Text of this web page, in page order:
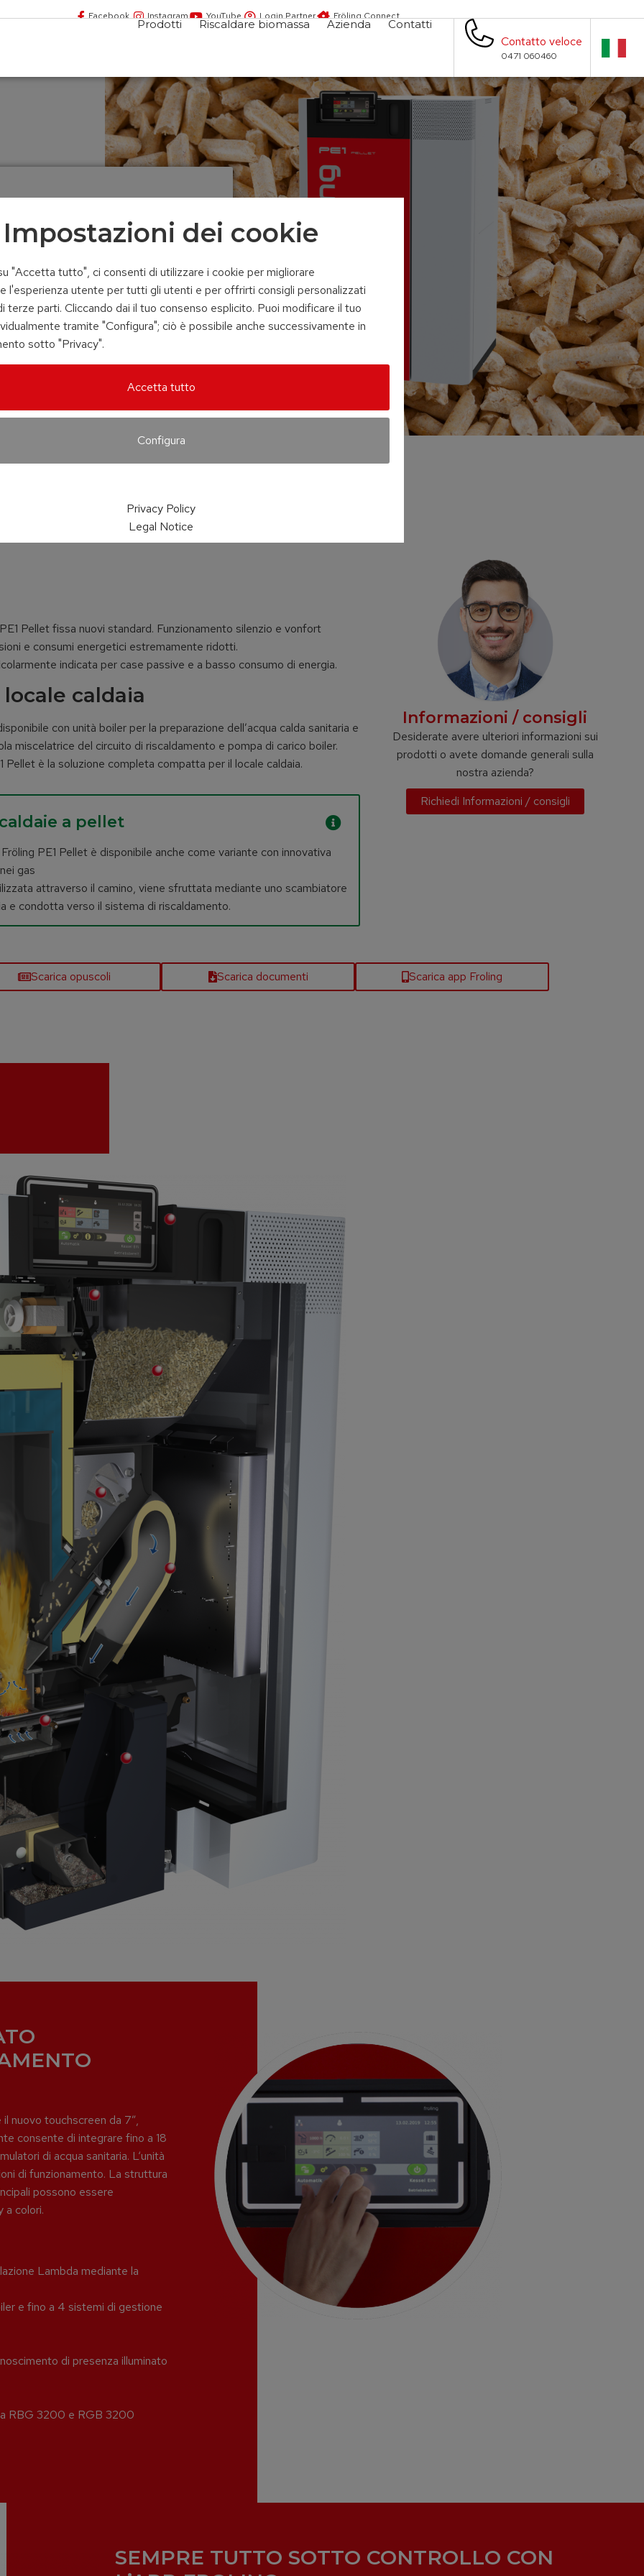
Facebook Instagram YouTube Login Partner Fröling Connect
Prodotti Riscaldare biomassa Azienda Contatti
Contatto veloce
0471 060460
Pellet fissa nuovi standard. Funzionamento silenzio e vonfort
e consumi energetici estremamente ridotti.
indicata per case passive e a basso consumo di energia.
caldaia
con unità boiler per la preparazione dell’acqua calda sanitaria e
miscelatrice del circuito di riscaldamento e pompa di carico boiler.
Pellet è la soluzione completa compatta per il locale caldaia.
a pellet
PE1 Pellet è disponibile anche come variante con innovativa
gas
attraverso il camino, viene sfruttata mediante uno scambiatore
e condotta verso il sistema di riscaldamento.
Informazioni / consigli
Desiderate avere ulteriori informazioni sui
prodotti o avete domande generali sulla
nostra azienda?
Richiedi Informazioni / consigli
Scarica opuscoli Scarica documenti Scarica app Froling
Touchscreen da 7”
di grandi dimensioni
nuovo touchscreen da 7”,
consente di integrare fino a 18
di acqua sanitaria. L‘unità
di funzionamento. La struttura
possono essere
a colori.
Lambda mediante la
e fino a 4 sistemi di gestione
di presenza illuminato
RBG 3200 e RGB 3200
SEMPRE TUTTO SOTTO CONTROLLO CON
Impostazioni dei cookie
"Accetta tutto", ci consenti di utilizzare i cookie per migliorare
l'esperienza utente per tutti gli utenti e per offrirti consigli personalizzati
terze parti. Cliccando dai il tuo consenso esplicito. Puoi modificare il tuo
tramite "Configura"; ciò è possibile anche successivamente in
sotto "Privacy".
Accetta tutto
Configura
Privacy Policy
Legal Notice